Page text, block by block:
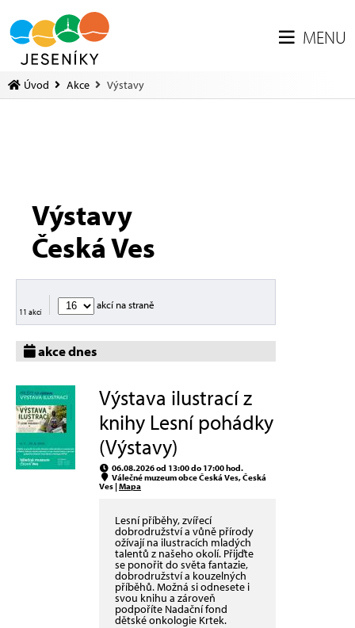
MENU
Úvod Akce Výstavy
Výstavy
Česká Ves
11 akcí
akcí na straně
akce dnes
Výstava ilustrací z
knihy Lesní pohádky
(Výstavy)
06.08.2026 od 13:00 do 17:00 hod.
Válečné muzeum obce Česká Ves, Česká
Ves |Mapa
Lesní příběhy, zvířecí
dobrodružství a vůně přírody
ožívají na ilustracích mladých
talentů z našeho okolí. Přijďte
se ponořit do světa fantazie,
dobrodružství a kouzelných
příběhů. Možná si odnesete i
svou knihu a zároveň
podpoříte Nadační fond
dětské onkologie Krtek.